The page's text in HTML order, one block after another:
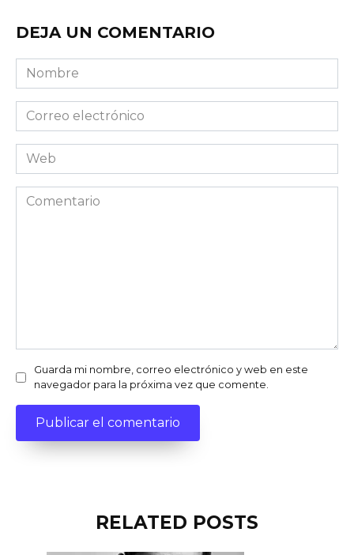
DEJA UN COMENTARIO
Nombre
Correo
electrónico
Web
Comentario
Guarda mi nombre, correo electrónico y web en este
navegador para la próxima vez que comente.
RELATED POSTS